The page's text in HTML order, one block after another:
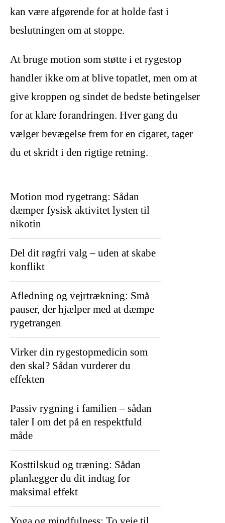
kan være afgørende for at holde fast i
beslutningen om at stoppe.
At bruge motion som støtte i et rygestop
handler ikke om at blive topatlet, men om at
give kroppen og sindet de bedste betingelser
for at klare forandringen. Hver gang du
vælger bevægelse frem for en cigaret, tager
du et skridt i den rigtige retning.
Motion mod rygetrang: Sådan
dæmper fysisk aktivitet lysten til
nikotin
Del dit røgfri valg – uden at skabe
konflikt
Afledning og vejrtrækning: Små
pauser, der hjælper med at dæmpe
rygetrangen
Virker din rygestopmedicin som
den skal? Sådan vurderer du
effekten
Passiv rygning i familien – sådan
taler I om det på en respektfuld
måde
Kosttilskud og træning: Sådan
planlægger du dit indtag for
maksimal effekt